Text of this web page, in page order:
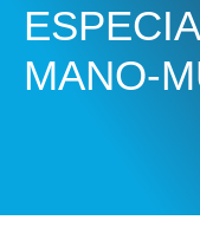
MANO-